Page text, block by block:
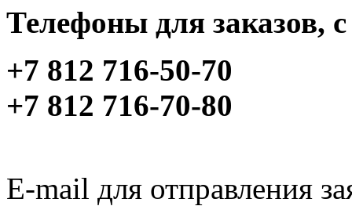
Телефоны для заказов,
+7 812 716-50-70
+7 812 716-70-80
E-mail для отправления